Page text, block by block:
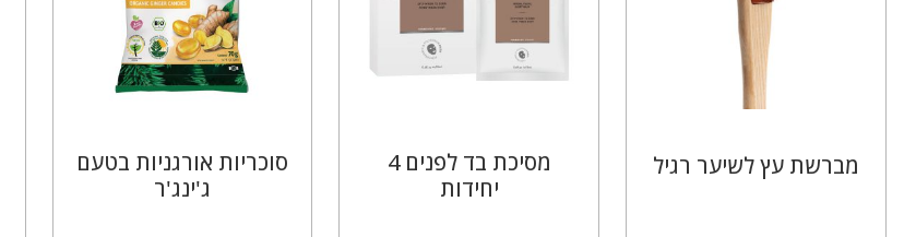
מברשת עץ לשיער רגיל
מסיכת בד לפנים 4
יחידות
סוכריות אורגניות בטעם
ג'ינג'ר